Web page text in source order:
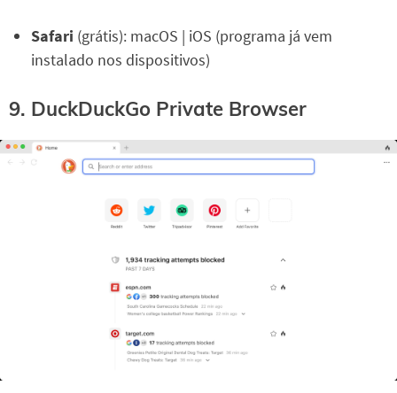
Safari (grátis): macOS | iOS (programa já vem
instalado nos dispositivos)
9. DuckDuckGo Private Browser